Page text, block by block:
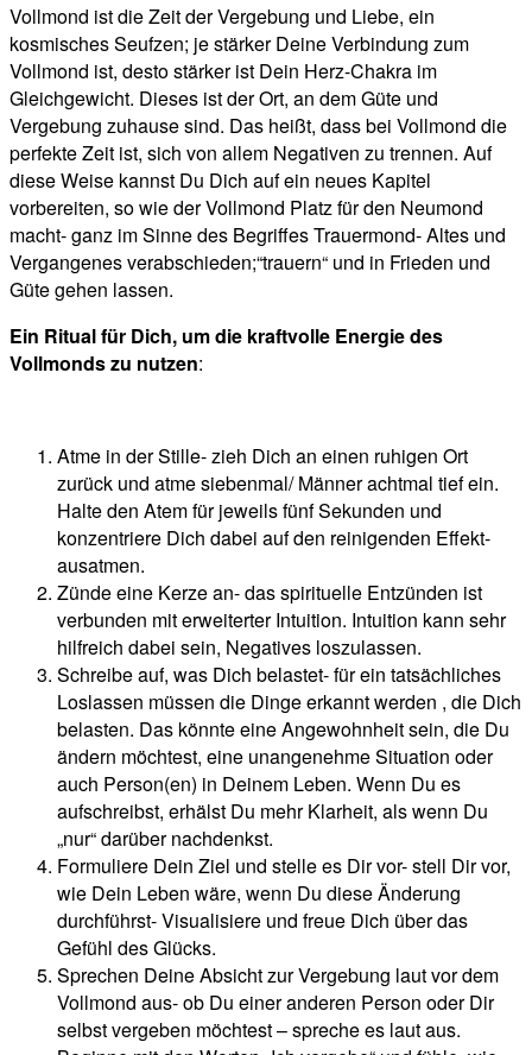
Vollmond ist die Zeit der Vergebung und Liebe, ein
kosmisches Seufzen; je stärker Deine Verbindung zum
Vollmond ist, desto stärker ist Dein Herz-Chakra im
Gleichgewicht. Dieses ist der Ort, an dem Güte und
Vergebung zuhause sind. Das heißt, dass bei Vollmond die
perfekte Zeit ist, sich von allem Negativen zu trennen. Auf
diese Weise kannst Du Dich auf ein neues Kapitel
vorbereiten, so wie der Vollmond Platz für den Neumond
macht- ganz im Sinne des Begriffes Trauermond- Altes und
Vergangenes verabschieden;“trauern“ und in Frieden und
Güte gehen lassen.
Ein Ritual für Dich, um die kraftvolle Energie des
Vollmonds zu nutzen:
Atme in der Stille- zieh Dich an einen ruhigen Ort
zurück und atme siebenmal/ Männer achtmal tief ein.
Halte den Atem für jeweils fünf Sekunden und
konzentriere Dich dabei auf den reinigenden Effekt-
ausatmen.
Zünde eine Kerze an- das spirituelle Entzünden ist
verbunden mit erweiterter Intuition. Intuition kann sehr
hilfreich dabei sein, Negatives loszulassen.
Schreibe auf, was Dich belastet- für ein tatsächliches
Loslassen müssen die Dinge erkannt werden , die Dich
belasten. Das könnte eine Angewohnheit sein, die Du
ändern möchtest, eine unangenehme Situation oder
auch Person(en) in Deinem Leben. Wenn Du es
aufschreibst, erhälst Du mehr Klarheit, als wenn Du
„nur“ darüber nachdenkst.
Formuliere Dein Ziel und stelle es Dir vor- stell Dir vor,
wie Dein Leben wäre, wenn Du diese Änderung
durchführst- Visualisiere und freue Dich über das
Gefühl des Glücks.
Sprechen Deine Absicht zur Vergebung laut vor dem
Vollmond aus- ob Du einer anderen Person oder Dir
selbst vergeben möchtest – spreche es laut aus.